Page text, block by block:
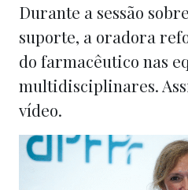
Durante a sessão
suporte, a oradora
do farmacêutico nas
multidisciplinares.
vídeo.